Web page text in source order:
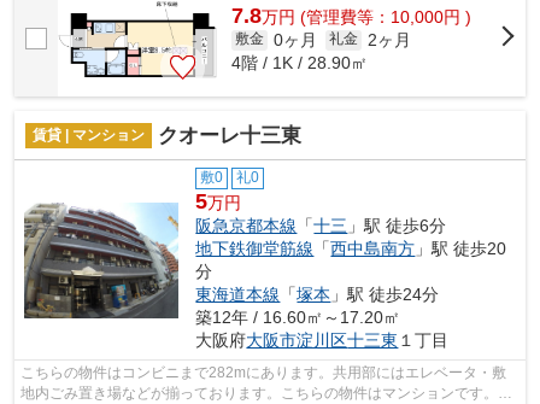
7.8万円 (管理費等：10,000円 )
敷金 0ヶ月 礼金
2ヶ月
4階 / 1K / 28.90㎡
賃貸 | マンション クオーレ十三東
敷0 礼0
5万円
阪急京都本線 「十三 」駅 徒歩6分
地下鉄御堂筋線 「西中島南方 」駅 徒歩20
分
東海道本線 「塚本 」駅 徒歩24分
築12年 / 16.60㎡～17.20㎡
大阪府大阪市淀川区十三東 １丁目
こちらの物件はコンビニまで282mにあります。共用部にはエレベータ・敷
地内ごみ置き場などが揃っております。こちらの物件はマンションです。周